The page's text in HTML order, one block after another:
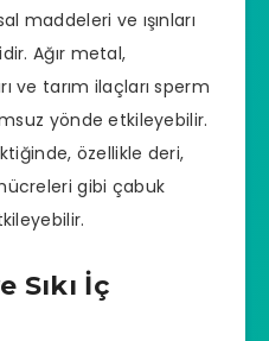
maddeleri ve ışınları
Ağır metal,
ve tarım ilaçları sperm
yönde etkileyebilir.
özellikle deri,
gibi çabuk
Sıkı İç